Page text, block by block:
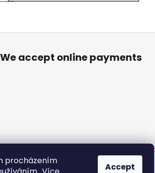
procházením
Accept
We accept online payments
Prague
Bigger clubbing